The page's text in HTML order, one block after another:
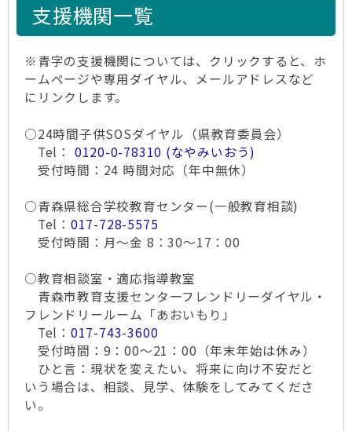
支援機関一覧
※青字の支援機関については、クリックすると、ホ
ームページや専用ダイヤル、メールアドレスなど
にリンクします。
○24時間子供SOSダイヤル（県教育委員会）
Tel： 0120-0-78310 (なやみいおう)
受付時間：24 時間対応（年中無休）
○青森県総合学校教育センター(一般教育相談)
Tel： 017-728-5575
受付時間：月～金 8：30～17：00
○教育相談室・適応指導教室
青森市教育支援センターフレンドリーダイヤル・
フレンドリールーム「あおいもり」
Tel： 017-743-3600
受付時間：9：00～21：00（年末年始は休み）
ひと言：現状を変えたい、将来に向け不安だと
いう場合は、相談、見学、体験をしてみてくださ
い。